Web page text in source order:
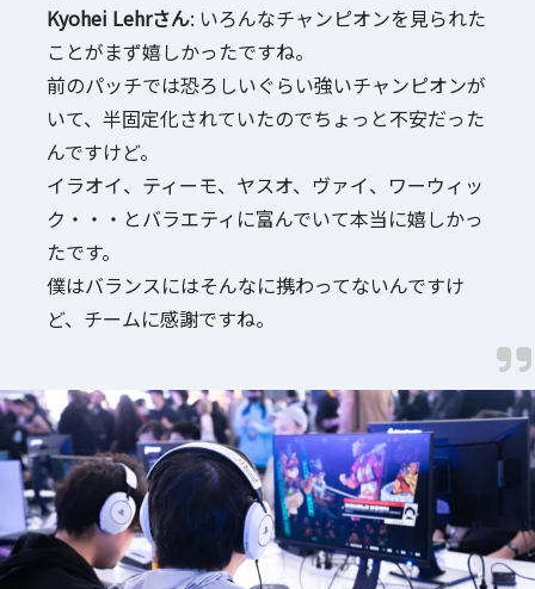
Kyohei Lehrさん: いろんなチャンピオンを見られた
ことがまず嬉しかったですね。
前のパッチでは恐ろしいぐらい強いチャンピオンが
いて、半固定化されていたのでちょっと不安だった
んですけど。
イラオイ、ティーモ、ヤスオ、ヴァイ、ワーウィッ
ク・・・とバラエティに富んでいて本当に嬉しかっ
たです。
僕はバランスにはそんなに携わってないんですけ
ど、チームに感謝ですね。